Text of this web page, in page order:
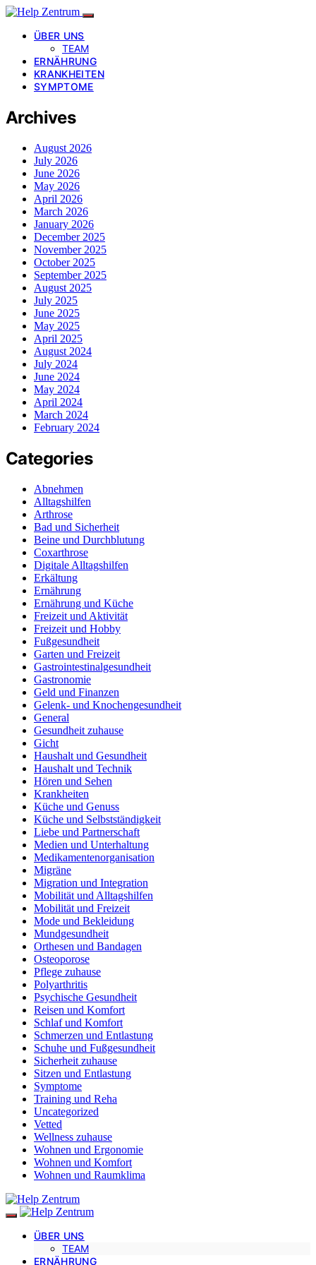
ÜBER UNS
TEAM
ERNÄHRUNG
KRANKHEITEN
SYMPTOME
Archives
August 2026
July 2026
June 2026
May 2026
April 2026
March 2026
January 2026
December 2025
November 2025
October 2025
September 2025
August 2025
July 2025
June 2025
May 2025
April 2025
August 2024
July 2024
June 2024
May 2024
April 2024
March 2024
February 2024
Categories
Abnehmen
Alltagshilfen
Arthrose
Bad und Sicherheit
Beine und Durchblutung
Coxarthrose
Digitale Alltagshilfen
Erkältung
Ernährung
Ernährung und Küche
Freizeit und Aktivität
Freizeit und Hobby
Fußgesundheit
Garten und Freizeit
Gastrointestinalgesundheit
Gastronomie
Geld und Finanzen
Gelenk- und Knochengesundheit
General
Gesundheit zuhause
Gicht
Haushalt und Gesundheit
Haushalt und Technik
Hören und Sehen
Krankheiten
Küche und Genuss
Küche und Selbstständigkeit
Liebe und Partnerschaft
Medien und Unterhaltung
Medikamentenorganisation
Migräne
Migration und Integration
Mobilität und Alltagshilfen
Mobilität und Freizeit
Mode und Bekleidung
Mundgesundheit
Orthesen und Bandagen
Osteoporose
Pflege zuhause
Polyarthritis
Psychische Gesundheit
Reisen und Komfort
Schlaf und Komfort
Schmerzen und Entlastung
Schuhe und Fußgesundheit
Sicherheit zuhause
Sitzen und Entlastung
Symptome
Training und Reha
Uncategorized
Vetted
Wellness zuhause
Wohnen und Ergonomie
Wohnen und Komfort
Wohnen und Raumklima
ÜBER UNS
TEAM
ERNÄHRUNG